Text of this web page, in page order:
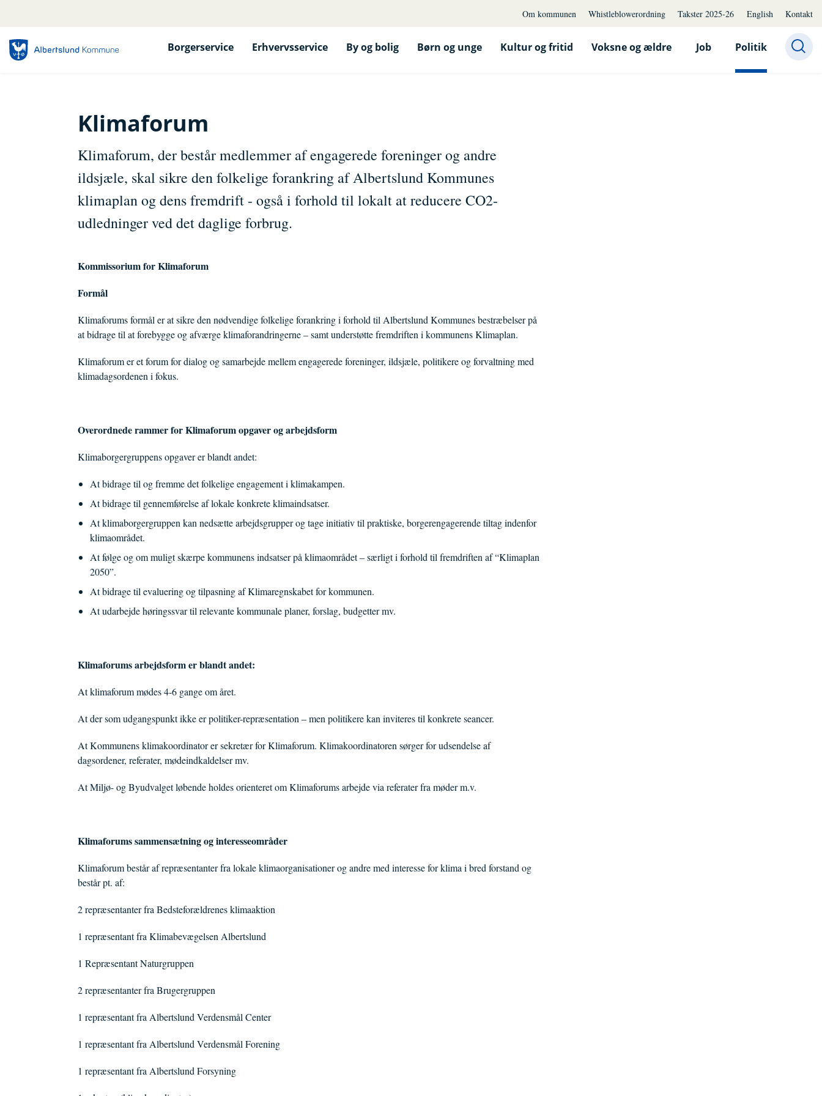
Om kommunen Whistleblowerordning Takster 2025-26 English Kontakt
Borgerservice Erhvervsservice By og bolig Børn og unge Kultur og fritid Voksne og ældre Job Politik
Klimaforum
Klimaforum, der består medlemmer af engagerede foreninger og andre
ildsjæle, skal sikre den folkelige forankring af Albertslund Kommunes
klimaplan og dens fremdrift - også i forhold til lokalt at reducere CO2-
udledninger ved det daglige forbrug.
Kommissorium for Klimaforum
Formål
Klimaforums formål er at sikre den nødvendige folkelige forankring i forhold til Albertslund Kommunes bestræbelser på
at bidrage til at forebygge og afværge klimaforandringerne – samt understøtte fremdriften i kommunens Klimaplan.
Klimaforum er et forum for dialog og samarbejde mellem engagerede foreninger, ildsjæle, politikere og forvaltning med
klimadagsordenen i fokus.
Overordnede rammer for Klimaforum opgaver og arbejdsform
Klimaborgergruppens opgaver er blandt andet:
At bidrage til og fremme det folkelige engagement i klimakampen.
At bidrage til gennemførelse af lokale konkrete klimaindsatser.
At klimaborgergruppen kan nedsætte arbejdsgrupper og tage initiativ til praktiske, borgerengagerende tiltag indenfor
klimaområdet.
At følge og om muligt skærpe kommunens indsatser på klimaområdet – særligt i forhold til fremdriften af “Klimaplan
2050”.
At bidrage til evaluering og tilpasning af Klimaregnskabet for kommunen.
At udarbejde høringssvar til relevante kommunale planer, forslag, budgetter mv.
Klimaforums arbejdsform er blandt andet:
At klimaforum mødes 4-6 gange om året.
At der som udgangspunkt ikke er politiker-repræsentation – men politikere kan inviteres til konkrete seancer.
At Kommunens klimakoordinator er sekretær for Klimaforum. Klimakoordinatoren sørger for udsendelse af
dagsordener, referater, mødeindkaldelser mv.
At Miljø- og Byudvalget løbende holdes orienteret om Klimaforums arbejde via referater fra møder m.v.
Klimaforums sammensætning og interesseområder
Klimaforum består af repræsentanter fra lokale klimaorganisationer og andre med interesse for klima i bred forstand og
består pt. af:
2 repræsentanter fra Bedsteforældrenes klimaaktion
1 repræsentant fra Klimabevægelsen Albertslund
1 Repræsentant Naturgruppen
2 repræsentanter fra Brugergruppen
1 repræsentant fra Albertslund Verdensmål Center
1 repræsentant fra Albertslund Verdensmål Forening
1 repræsentant fra Albertslund Forsyning